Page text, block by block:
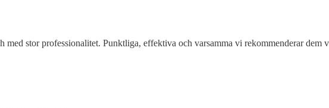
stor professionalitet. Punktliga, effektiva och varsamma vi rekommenderar dem